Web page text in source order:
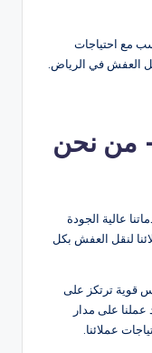
مع احتياجات
العفش في الرياض.
ريال – من نحن
عالية الجودة
لنقل العفش بكل
قوية ترتكز على
على مدار
عملائنا.